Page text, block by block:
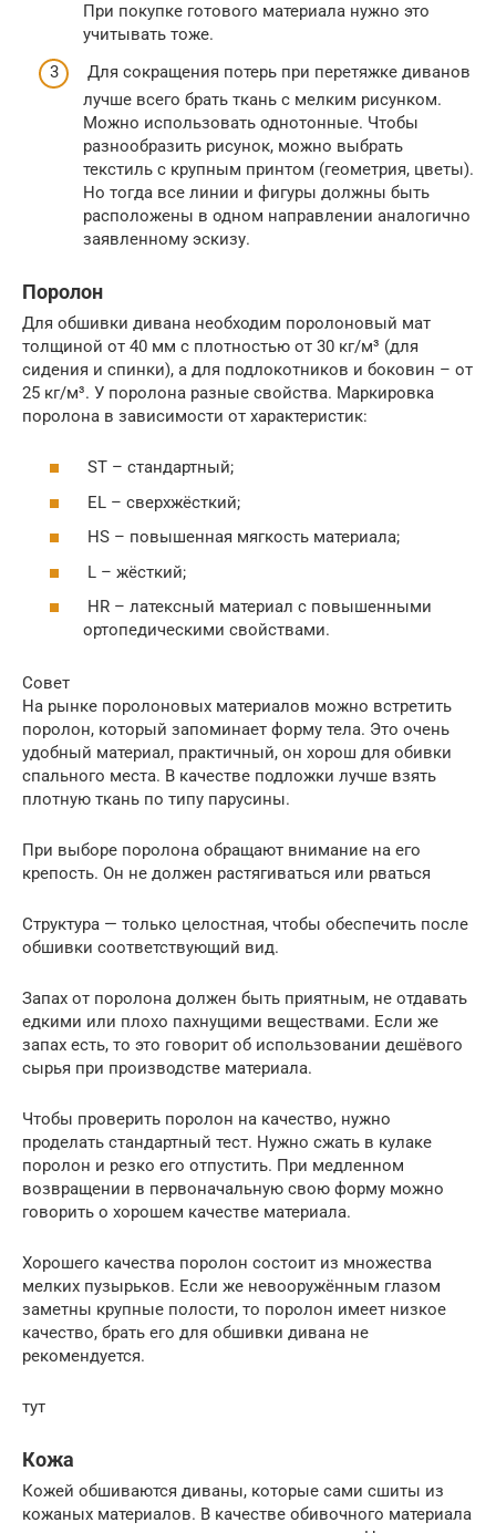
При покупке готового материала нужно это
учитывать тоже.
Для сокращения потерь при перетяжке диванов
лучше всего брать ткань с мелким рисунком.
Можно использовать однотонные. Чтобы
разнообразить рисунок, можно выбрать
текстиль с крупным принтом (геометрия, цветы).
Но тогда все линии и фигуры должны быть
расположены в одном направлении аналогично
заявленному эскизу.
Поролон
Для обшивки дивана необходим поролоновый мат
толщиной от 40 мм с плотностью от 30 кг/м³ (для
сидения и спинки), а для подлокотников и боковин – от
25 кг/м³. У поролона разные свойства. Маркировка
поролона в зависимости от характеристик:
ST – стандартный;
EL – сверхжёсткий;
HS – повышенная мягкость материала;
L – жёсткий;
HR – латексный материал с повышенными
ортопедическими свойствами.
Совет
На рынке поролоновых материалов можно встретить
поролон, который запоминает форму тела. Это очень
удобный материал, практичный, он хорош для обивки
спального места. В качестве подложки лучше взять
плотную ткань по типу парусины.
При выборе поролона обращают внимание на его
крепость. Он не должен растягиваться или рваться
Структура — только целостная, чтобы обеспечить после
обшивки соответствующий вид.
Запах от поролона должен быть приятным, не отдавать
едкими или плохо пахнущими веществами. Если же
запах есть, то это говорит об использовании дешёвого
сырья при производстве материала.
Чтобы проверить поролон на качество, нужно
проделать стандартный тест. Нужно сжать в кулаке
поролон и резко его отпустить. При медленном
возвращении в первоначальную свою форму можно
говорить о хорошем качестве материала.
Хорошего качества поролон состоит из множества
мелких пузырьков. Если же невооружённым глазом
заметны крупные полости, то поролон имеет низкое
качество, брать его для обшивки дивана не
рекомендуется.
тут
Кожа
Кожей обшиваются диваны, которые сами сшиты из
кожаных материалов. В качестве обивочного материала